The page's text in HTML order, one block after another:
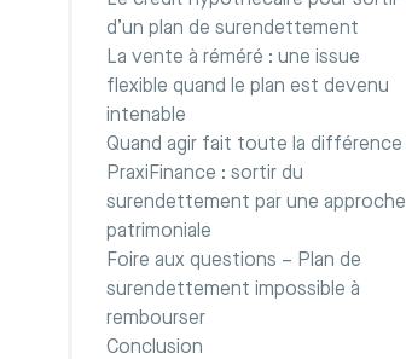
d’un plan de surendettement
La vente à réméré : une issue
flexible quand le plan est devenu
intenable
Quand agir fait toute la différence
PraxiFinance : sortir du
surendettement par une approche
patrimoniale
Foire aux questions – Plan de
surendettement impossible à
rembourser
Conclusion